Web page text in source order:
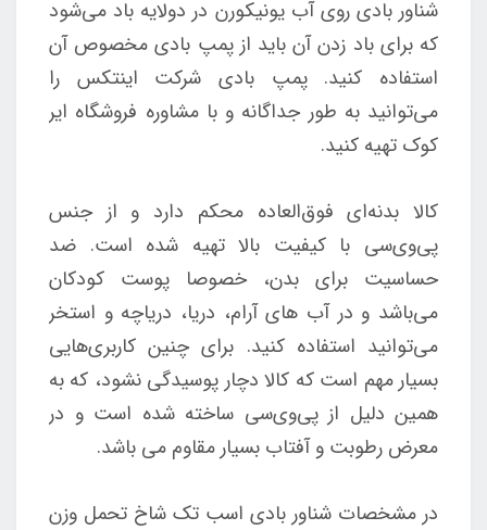
شناور بادی روی آب یونیکورن در دولایه باد می‌شود
که برای باد زدن آن باید از پمپ بادی مخصوص آن
استفاده کنید. پمپ بادی شرکت اینتکس را
می‌توانید به طور جداگانه و با مشاوره فروشگاه ایر
کوک تهیه کنید.
کالا بدنه‌ای فوق‌العاده محکم دارد و از جنس
پی‌وی‌سی با کیفیت بالا تهیه شده است. ضد
حساسیت برای بدن، خصوصا پوست کودکان
می‌باشد و در آب های آرام، دریا، دریاچه و استخر
می‌توانید استفاده کنید. برای چنین کاربری‌هایی
بسیار مهم است که کالا دچار پوسیدگی نشود، که به
همین دلیل از پی‌وی‌سی ساخته شده است و در
معرض رطوبت و آفتاب بسیار مقاوم می باشد.
در مشخصات شناور بادی اسب تک شاخ تحمل وزن